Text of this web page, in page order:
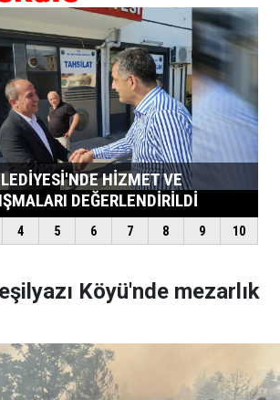
Köyü'nde mezarlık